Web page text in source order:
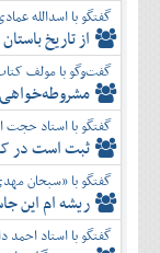
گفتگو با اسدالله
از تاریخ
گفت‌وگو با مولف
مشروطه‌خواهی
گفتگو با استاد حجت
ثبت است در
گفتگو با «سبحان
ریشه ام این
گفتگو با استاد احمد